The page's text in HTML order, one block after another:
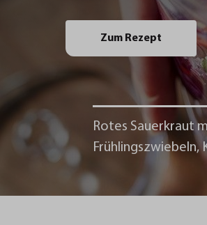
Zum Rezept
Rotes Sauerkraut
Frühlingszwiebeln,